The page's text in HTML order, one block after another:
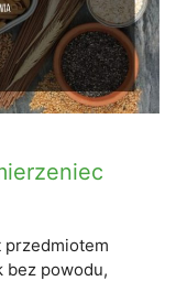
przedmiotem
bez powodu,